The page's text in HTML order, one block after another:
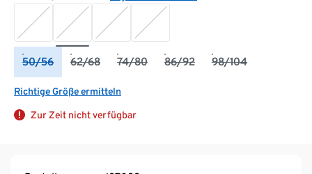
50/56 62/68 74/80 86/92 98/104
Richtige Größe ermitteln
Zur Zeit nicht verfügbar